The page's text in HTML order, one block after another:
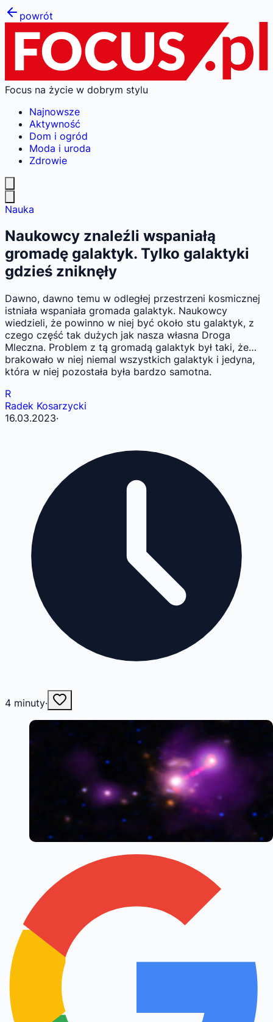
powrót
Focus na życie w dobrym stylu
Najnowsze
Aktywność
Dom i ogród
Moda i uroda
Zdrowie
Nauka
Naukowcy znaleźli wspaniałą
gromadę galaktyk. Tylko galaktyki
gdzieś zniknęły
Dawno, dawno temu w odległej przestrzeni kosmicznej
istniała wspaniała gromada galaktyk. Naukowcy
wiedzieli, że powinno w niej być około stu galaktyk, z
czego część tak dużych jak nasza własna Droga
Mleczna. Problem z tą gromadą galaktyk był taki, że…
brakowało w niej niemal wszystkich galaktyk i jedyna,
która w niej pozostała była bardzo samotna.
R
Radek Kosarzycki
16.03.2023·
4 minuty·